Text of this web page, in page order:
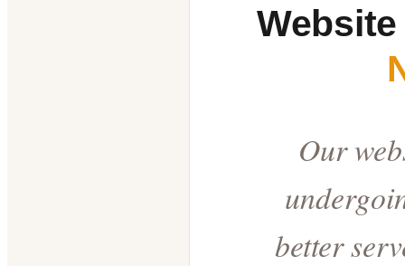
Our
better